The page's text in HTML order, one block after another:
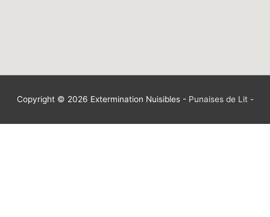
Copyright © 2026 Extermination Nuisibles- Punaises de Lit-